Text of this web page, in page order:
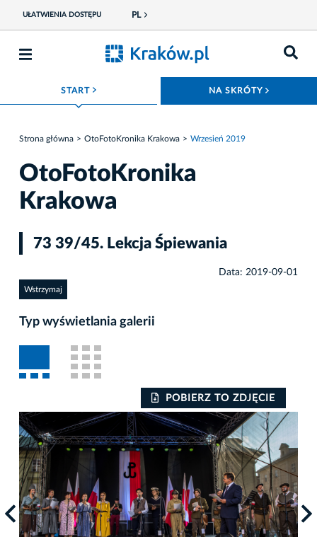
UŁATWIENIA DOSTĘPU PL
START ROZWIŃ MENU NA SKRÓTY
Strona główna OtoFotoKronika Krakowa Wrzesień 2019
OtoFotoKronika
Krakowa
73 39/45. Lekcja Śpiewania
Data: 2019-09-01
Wstrzymaj
Typ wyświetlania galerii
POBIERZ TO ZDJĘCIE